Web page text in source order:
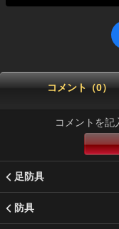
コメント（0）
コメントを記
足防具
防具